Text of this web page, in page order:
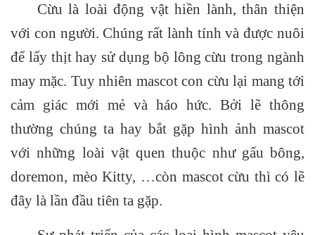
Cừu là loài động vật hiền lành, thân thiện
với con người. Chúng rất lành tính và được nuôi
để lấy thịt hay sử dụng bộ lông cừu trong ngành
may mặc. Tuy nhiên mascot con cừu lại mang tới
cảm giác mới mẻ và háo hức. Bởi lẽ thông
thường chúng ta hay bắt gặp hình ảnh mascot
với những loài vật quen thuộc như gấu bông,
doremon, mèo Kitty, …còn mascot cừu thì có lẽ
đây là lần đầu tiên ta gặp.